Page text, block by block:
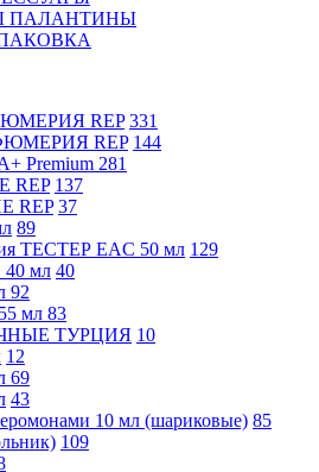
ПАЛАНТИНЫ
REP 331
REP 144
Premium 281
REP 137
REP 37
89
ТЕСТЕР EAC 50 мл 129
мл 40
92
мл 83
ТУРЦИЯ 10
12
69
43
10 мл (шариковые) 85
109